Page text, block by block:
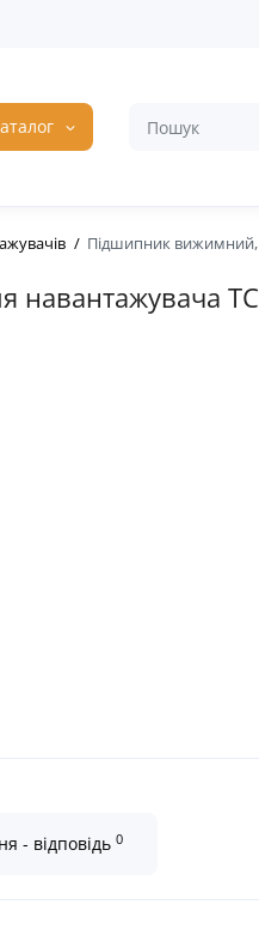
Підшипник вижимний,
- відповідь 0